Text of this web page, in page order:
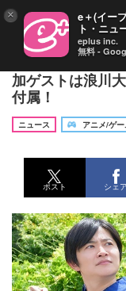
『下野紘の目覚
加ゲストは浪川
付属！
ニュース
アニメ/ゲ
ポスト シェア
× e＋(イー
ト・ニュ
eplus inc.
無料 -